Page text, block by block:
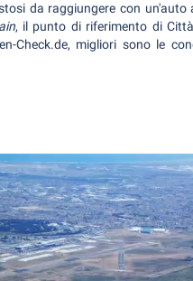
da raggiungere con un'auto
, il punto di riferimento di
Check.de, migliori sono le